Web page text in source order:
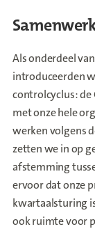
Als onderdeel
introduceerden
controlcyclus: de
met onze hele
werken volgens
zetten we in op
afstemming
ervoor dat onze
kwartaalsturing
ook ruimte voor